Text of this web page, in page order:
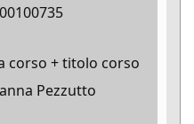
corso + titolo corso
Pezzutto